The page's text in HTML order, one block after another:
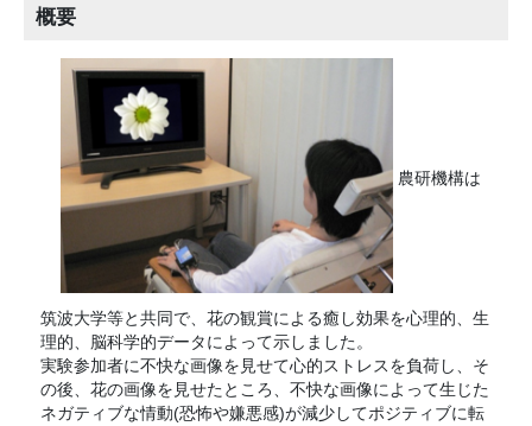
概要
農研機構は
筑波大学等と共同で、花の観賞による癒し効果を心理的、生
理的、脳科学的データによって示しました。
実験参加者に不快な画像を見せて心的ストレスを負荷し、そ
の後、花の画像を見せたところ、不快な画像によって生じた
ネガティブな情動(恐怖や嫌悪感)が減少してポジティブに転